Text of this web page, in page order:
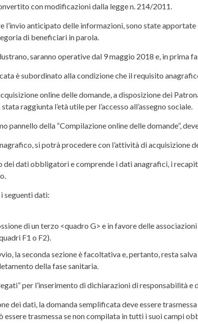
con modificazioni dalla legge n. 214/2011.
l’invio anticipato delle informazioni, sono state
di beneficiari in parola.
saranno operative dal 9 maggio 2018 e, in prima
è subordinato alla condizione che il requisito
online delle domande, a disposizione dei
raggiunta l’età utile per l’accesso all’assegno sociale.
pannello della “Compilazione online delle domande”,
si potrà procedere con l’attività di acquisizione
dei dati obbligatori e comprende i dati anagrafici, i
seguenti dati:
di un terzo <quadro G> e in favore delle
F1 o F2).
la seconda sezione è facoltativa e, pertanto, resta
della fase sanitaria.
per l’inserimento di dichiarazioni di responsabilità
dei dati, la domanda semplificata deve essere
essere trasmessa se non compilata in tutti i suoi campi